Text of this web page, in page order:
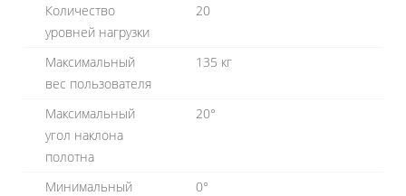
Количество
уровней нагрузки
20
Максимальный
вес пользователя
135 кг
Максимальный
угол наклона
полотна
20°
Минимальный
0°